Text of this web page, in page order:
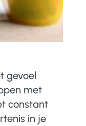
gevoel
met
constant
in je